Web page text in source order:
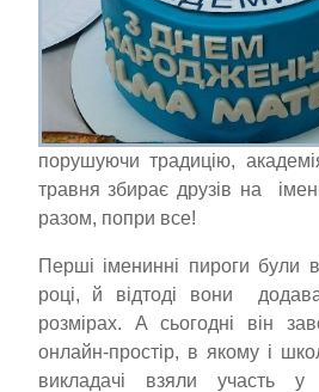
порушуючи традицію,
травня збирає друзів на
разом, попри все!
Перші іменинні пироги були
році, й відтоді вони
розмірах. А сьогодні він
онлайн-простір, в якому і
викладачі взяли участь у